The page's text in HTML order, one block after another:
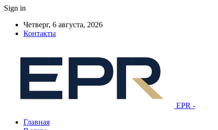
Sign in
Четверг, 6 августа, 2026
Контакты
EPR -
Главная